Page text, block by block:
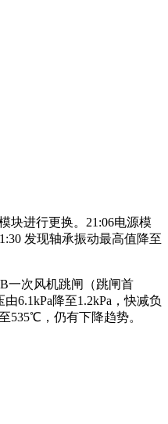
块进行更换。21:06电源模
发现轴承振动最高值降至
一次风机跳闸（跳闸首
6.1kPa降至1.2kPa，快减负
535℃，仍有下降趋势。